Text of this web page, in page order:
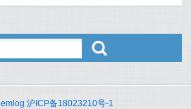
ő
emlog 沪ICP备18023210号-1